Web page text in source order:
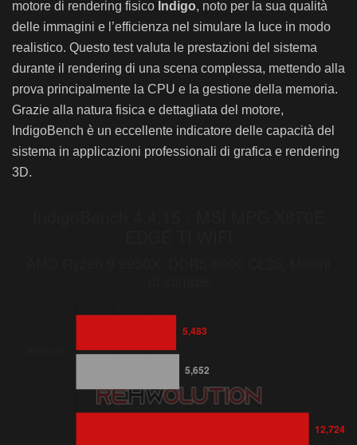
motore di rendering fisico Indigo, noto per la sua qualità
delle immagini e l’efficienza nel simulare la luce in modo
realistico. Questo test valuta le prestazioni del sistema
durante il rendering di una scena complessa, mettendo alla
prova principalmente la CPU e la gestione della memoria.
Grazie alla natura fisica e dettagliata del motore,
IndigoBench è un eccellente indicatore delle capacità del
sistema in applicazioni professionali di grafica e rendering
3D.